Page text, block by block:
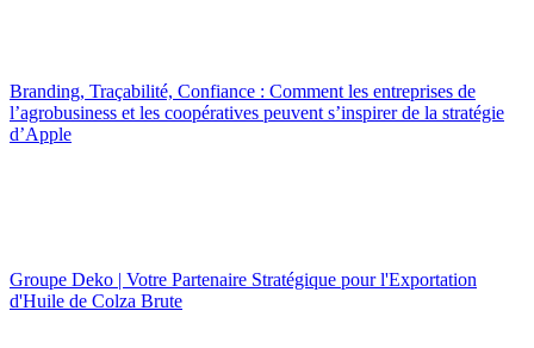
Branding, Traçabilité, Confiance : Comment les entreprises de
l’agrobusiness et les coopératives peuvent s’inspirer de la stratégie
d’Apple
Groupe Deko | Votre Partenaire Stratégique pour l'Exportation
d'Huile de Colza Brute